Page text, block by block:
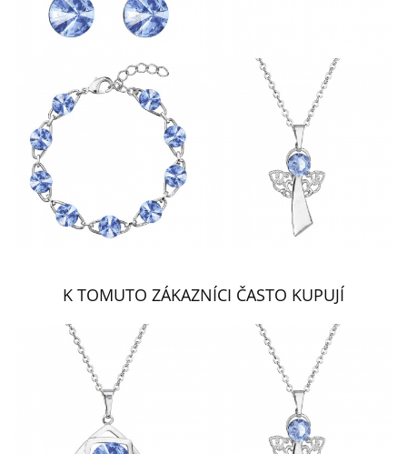
K TOMUTO ZÁKAZNÍCI ČASTO KUPUJÍ